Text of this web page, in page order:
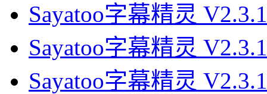
Sayatoo字幕精灵
Sayatoo字幕精灵
Sayatoo字幕精灵